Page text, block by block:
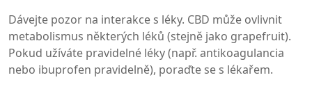
Dávejte pozor na interakce s léky. CBD může ovlivnit
metabolismus některých léků (stejně jako grapefruit).
Pokud užíváte pravidelné léky (např. antikoagulancia
nebo ibuprofen pravidelně), poraďte se s lékařem.